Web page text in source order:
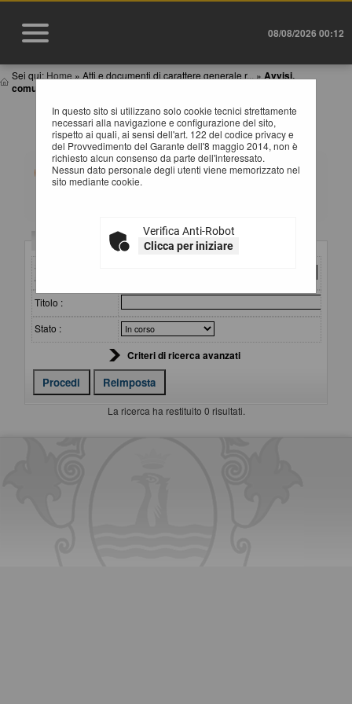
08/08/2026 00:12
Sei qui: Home » Atti e documenti di carattere generale r... » Avvisi,
comunicazioni e atti di caratter...
In questo sito si utilizzano solo cookie tecnici strettamente
necessari alla navigazione e configurazione del sito,
rispetto ai quali, ai sensi dell'art. 122 del codice privacy e
del Provvedimento del Garante dell'8 maggio 2014, non è
richiesto alcun consenso da parte dell'interessato.
Nessun dato personale degli utenti viene memorizzato nel
sito mediante cookie.
Verifica Anti-Robot
Clicca per iniziare
AVVISI, COMUNICAZIONI E ATTI DI CARATTERE
GENERALE
All'interno di questa sezione è possibile consultare
avvisi, atti e documenti di carattere generale riferiti a
tutte le procedure, quali ad esempio la documentazione
lavori (con le eventuali opere incompiute) e dei servizi e
forniture, ecc.
Per ciascuna pubblicazione sono consultabili i relativi
Stazione
appaltante :
Titolo :
Stato :
Criteri di ricerca avanzati
La ricerca ha restituito 0 risultati.